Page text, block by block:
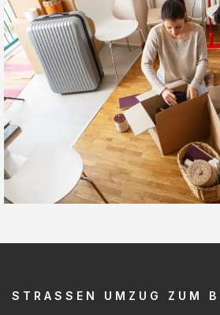
STRASSEN UMZUG ZUM